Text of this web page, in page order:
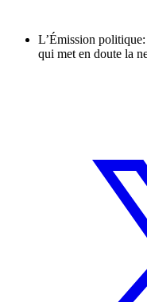
L’Émission
qui met en doute la